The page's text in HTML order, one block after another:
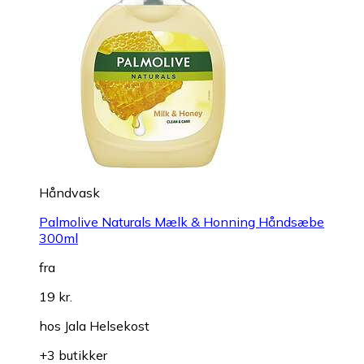
Håndvask
Palmolive Naturals Mælk & Honning Håndsæbe
300ml
fra
19 kr.
hos Jala Helsekost
+3 butikker